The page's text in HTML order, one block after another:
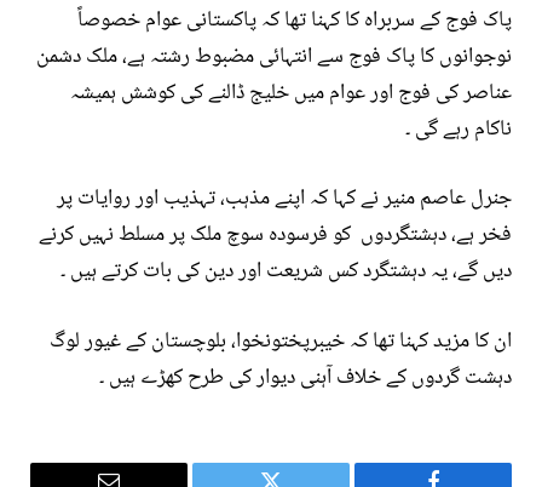
پاک فوج کے سربراہ کا کہنا تھا کہ پاکستانی عوام خصوصاً
نوجوانوں کا پاک فوج سے انتہائی مضبوط رشتہ ہے، ملک دشمن
عناصر کی فوج اور عوام میں خلیج ڈالنے کی کوشش ہمیشہ
ناکام رہے گی ۔
جنرل عاصم منیر نے کہا کہ اپنے مذہب، تہذیب اور روایات پر
فخر ہے، دہشتگردوں کو فرسودہ سوچ ملک پر مسلط نہیں کرنے
دیں گے، یہ دہشتگرد کس شریعت اور دین کی بات کرتے ہیں ۔
ان کا مزید کہنا تھا کہ خیبرپختونخوا، بلوچستان کے غیور لوگ
دہشت گردوں کے خلاف آہنی دیوار کی طرح کھڑے ہیں ۔